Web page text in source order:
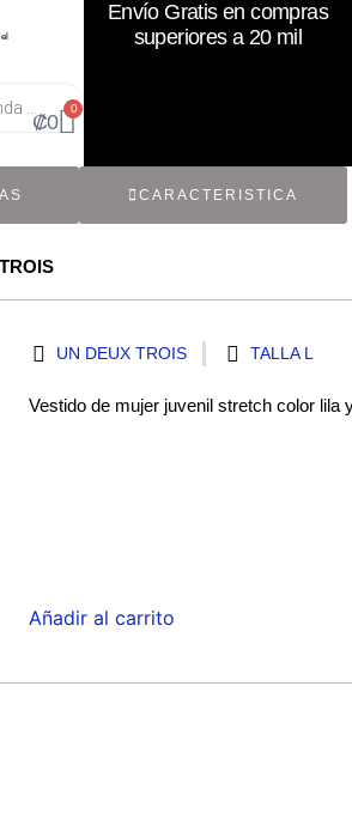
₡0
0
Envío Gratis en compras
superiores a 20 mil
CARACTERISTICA
UN DEUX TROIS TALLA L
Vestido de mujer juvenil stretch color lila
Añadir al carrito